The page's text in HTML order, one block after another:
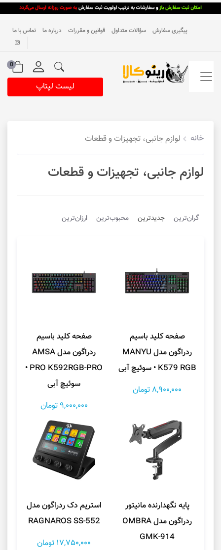
پیگیری سفارش سؤالات متداول قوانین و مقررات درباره ما تماس با ما
0
لیست لپتاپ
خانه لوازم جانبی، تجهیزات و قطعات
لوازم جانبی، تجهیزات و قطعات
گران‌ترین جدیدترین محبوب‌ترین ارزان‌ترین
صفحه کلید باسیم
ردراگون مدل MANYU
K579 RGB • سوئیچ آبی
8,900,000 تومان
صفحه کلید باسیم
ردراگون مدل AMSA
PRO K592RGB-PRO •
سوئیچ آبی
9,000,000 تومان
پایه نگهدارنده مانیتور
ردراگون مدل OMBRA
GMK-914
استریم دک ردراگون مدل
RAGNAROS SS-552
17,750,000 تومان